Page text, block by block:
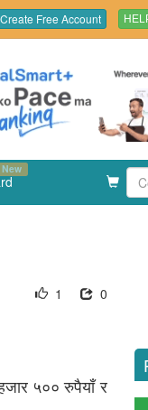
Create Free Account
New
0
1
५०० रुपैयाँ र